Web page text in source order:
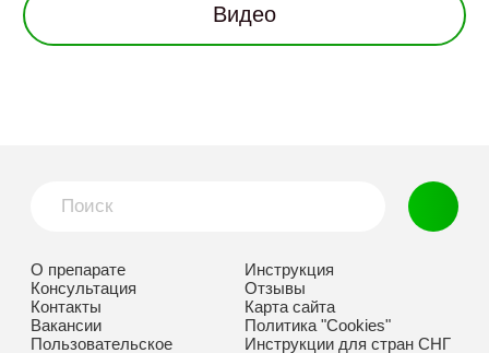
Видео
О препарате
Инструкция
Консультация
Отзывы
Контакты
Карта сайта
Вакансии
Политика "Cookies"
Пользовательское
Инструкции для стран СНГ